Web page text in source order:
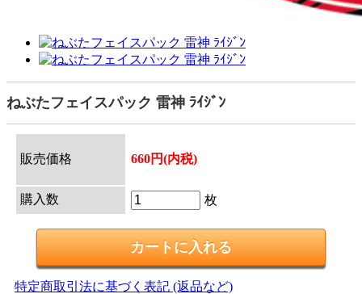
ねぶたフェイスパック 雷神 ﾗｲｼﾞﾝ
販売価格 660円(内税)
購入数 枚
特定商取引法に基づく表記 (返品など)